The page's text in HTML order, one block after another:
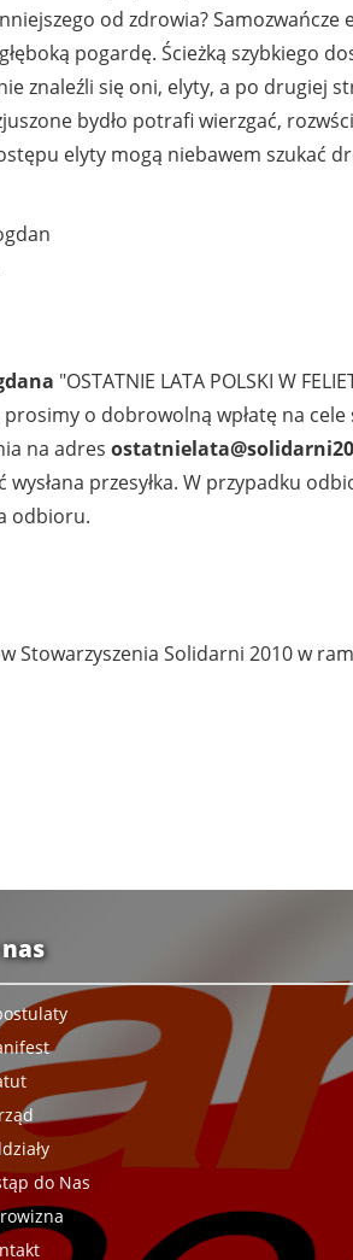
od zdrowia? Samozwańcze
pogardę. Ścieżką szybkiego
znaleźli się oni, elyty, a po drugiej
bydło potrafi wierzgać,
elyty mogą niebawem szukać
"OSTATNIE LATA POLSKI W
o dobrowolną wpłatę na
na adres
przesyłka. W przypadku
odbioru.
Stowarzyszenia Solidarni 2010 w
do Nas